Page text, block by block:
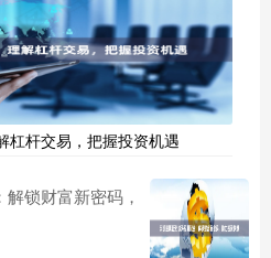
杠杆交易，把握投资机遇
锁财富新密码，